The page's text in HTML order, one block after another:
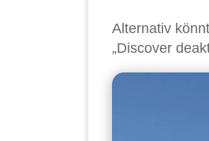
Alternativ
„Discover